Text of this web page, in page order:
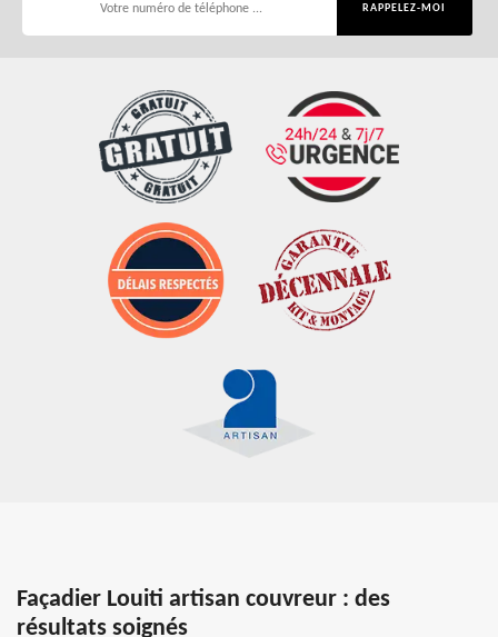
Façadier Louiti artisan couvreur : des
résultats soignés